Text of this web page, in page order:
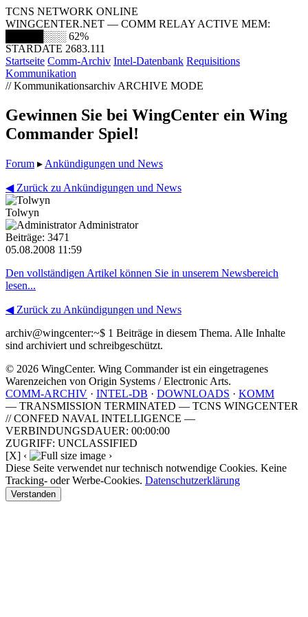
TCNS NETWORK ONLINE
WINGCENTER.NET — COMM RELAY ACTIVE MEM:
█████░░░ 62%
STARDATE 2683.111
Startseite Comm-Archiv Intel-Datenbank Requisitions
Kommunikation
// Kommunikationsarchiv ARCHIVE MODE
Gewinnen Sie bei WingCenter ein Wing
Commander Spiel!
Forum ▸ Ankündigungen und News
◀ Zurück zu Ankündigungen und News
Tolwyn
Administrator
Beiträge: 3471
05.08.2008 11:59
Den vollständigen Artikel können Sie in unserem Newsbereich
lesen...
◀ Zurück zu Ankündigungen und News
archiv@wingcenter:~$ 1 Beiträge in diesem Thema. Alle Inhalte
sind archiviert und schreibgeschützt.
© 2026 WingCenter. Wing Commander ist ein eingetragenes
Warenzeichen von Origin Systems / Electronic Arts.
COMM-ARCHIV · INTEL-DB · DOWNLOADS · KOMM
— TRANSMISSION TERMINATED — TCNS WINGCENTER
// CONFED NAVAL INTELLIGENCE —
VERBINDUNGSDAUER: 00:00:00
ZUGRIFF: UNCLASSIFIED
[X] ‹
›
Diese Seite verwendet nur technisch notwendige Cookies. Keine
Tracking- oder Werbe-Cookies. Datenschutzerklärung
Verstanden